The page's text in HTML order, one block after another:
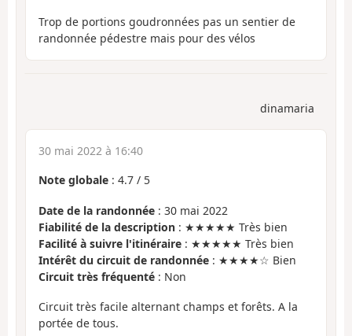
Trop de portions goudronnées pas un sentier de
randonnée pédestre mais pour des vélos
dinamaria
30 mai 2022 à 16:40
Note globale : 4.7 / 5
Date de la randonnée : 30 mai 2022
Fiabilité de la description : ★★★★★ Très bien
Facilité à suivre l'itinéraire : ★★★★★ Très bien
Intérêt du circuit de randonnée : ★★★★☆ Bien
Circuit très fréquenté : Non
Circuit très facile alternant champs et forêts. A la
portée de tous.